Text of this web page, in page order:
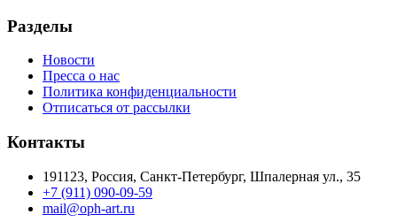
Разделы
Новости
Пресса о нас
Политика конфиденциальности
Отписаться от рассылки
Контакты
191123, Россия, Санкт-Петербург, Шпалерная ул., 35
+7 (911) 090-09-59
mail@oph-art.ru